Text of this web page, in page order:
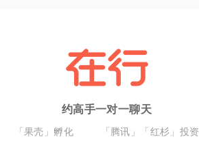
约高手一对一聊天
「果壳」孵化 「腾讯」「红杉」投资